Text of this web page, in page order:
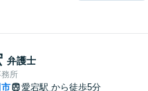
はお気軽にご
弁護士
所
市 愛宕駅 から徒歩5分